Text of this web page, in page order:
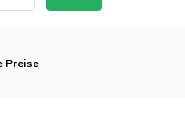
Preise